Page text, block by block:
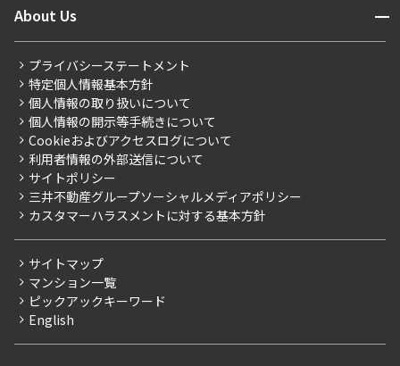
新着募集情報
こだわりから探す
こだわり一覧
プレミアムマンション
新築
当社限定（港区・渋谷区）
当社限定（港区・渋谷区以外）
三井不動産企画
賃料改定
フリーレント
ペット可
住まいのコラム
会員ページ
ご入居・提携サービス
お部屋探しからご契約まで
よくあるご質問
社宅紹介
【仲介会社様向け】当社仲介事業部取り扱い物件入居申込
About Us 開閉
会社情報
事業案内
採用情報
ニュースリリース
お問い合わせ
プライバシーステートメント
特定個人情報基本方針
個人情報の取り扱いについて
個人情報の開示等手続きについて
Cookieおよびアクセスログについて
利用者情報の外部送信について
サイトポリシー
三井不動産グループソーシャルメディアポリシー
カスタマーハラスメントに対する基本方針
サイトマップ
マンション一覧
ピックアックキーワード
English